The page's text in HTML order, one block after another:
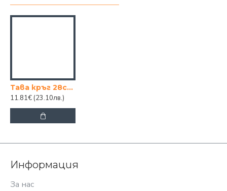
Тава кръг 28см КАФЯВА TANGO
11.81€ (23.10лв.)
Информация
За нас